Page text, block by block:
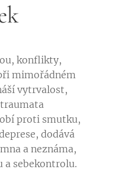
konflikty,
mimořádném
vytrvalost,
proti smutku,
dodává
a neznáma,
a sebekontrolu.